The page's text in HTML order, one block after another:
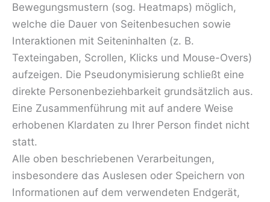
Bewegungsmustern (sog. Heatmaps) möglich,
welche die Dauer von Seitenbesuchen sowie
Interaktionen mit Seiteninhalten (z. B.
Texteingaben, Scrollen, Klicks und Mouse-Overs)
aufzeigen. Die Pseudonymisierung schließt eine
direkte Personenbeziehbarkeit grundsätzlich aus.
Eine Zusammenführung mit auf andere Weise
erhobenen Klardaten zu Ihrer Person findet nicht
statt.
Alle oben beschriebenen Verarbeitungen,
insbesondere das Auslesen oder Speichern von
Informationen auf dem verwendeten Endgerät,